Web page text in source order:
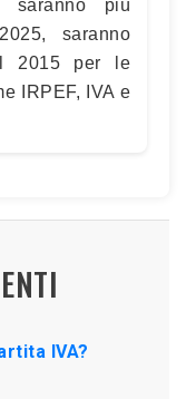
più
saranno
2015 per le
IRPEF, IVA e
IVA?